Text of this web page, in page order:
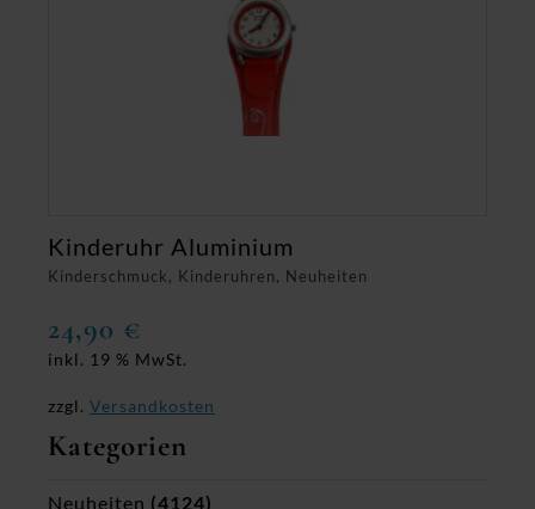
Kategorien
Neuheiten (4124)
Kinderschmuck, Kinderuhren, Neuheiten
Kinderuhr Aluminium
24,90 €
inkl. 19 % MwSt.
zzgl. Versandkosten